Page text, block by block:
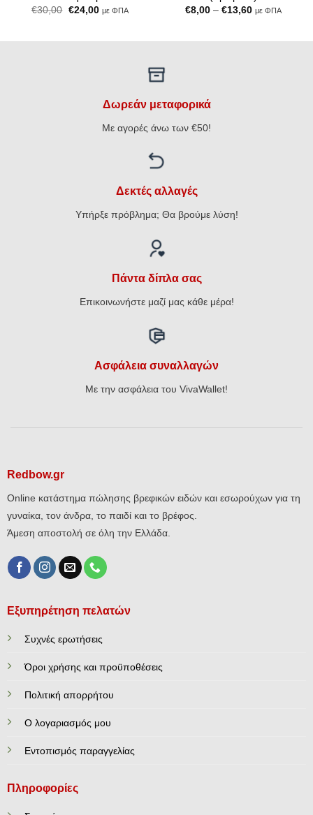
€30,00 Original
price
€24,00Η
τρέχουσα
με ΦΠΑ
€8,00 – €13,60Price
range:
με ΦΠΑ
Δωρεάν μεταφορικά
Με αγορές άνω των €50!
Δεκτές αλλαγές
Υπήρξε πρόβλημα; Θα βρούμε λύση!
Πάντα δίπλα σας
Επικοινωνήστε μαζί μας κάθε μέρα!
Ασφάλεια συναλλαγών
Με την ασφάλεια του VivaWallet!
Redbow.gr
Online κατάστημα πώλησης βρεφικών ειδών και εσωρούχων για τη
γυναίκα, τον άνδρα, το παιδί και το βρέφος.
Άμεση αποστολή σε όλη την Ελλάδα.
Εξυπηρέτηση πελατών
Συχνές ερωτήσεις
Όροι χρήσης και προϋποθέσεις
Πολιτική απορρήτου
Ο λογαριασμός μου
Εντοπισμός παραγγελίας
Πληροφορίες